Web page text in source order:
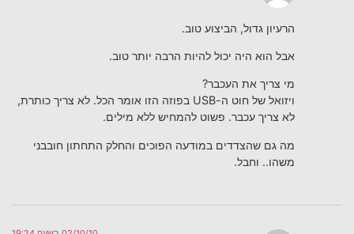
הרעיון גדול, הביצוע טוב.
אבל הוא היה יכול להיות הרבה יותר טוב.
מי צריך את העכבר?
ויזואל של חוט ה-USB בפוזה הזו אומר הכל. לא צריך כותרת,
לא צריך עכבר. פשוט להמחיש ללא מילים.
מה גם שהצדדים במודעה הפוכים והחלק התחתון חובבני
משהו.. וחבל.